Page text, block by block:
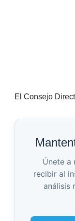
El Consejo
Únete a
recibir al
análisis